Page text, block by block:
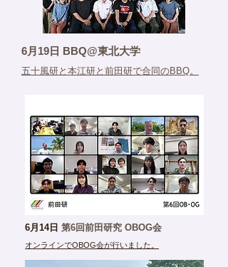
6月19日 BBQ@東北大学
五十風研と本江研と前田研で合同のBBQ。
6月14日 第6回前田研究 OBOG会
オンラインでOBOG会が行いました。